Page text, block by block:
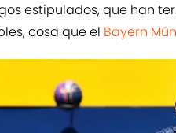
estipulados, que han
cosa que el Bayern